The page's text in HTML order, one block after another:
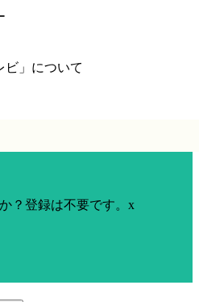
ビ」について
？登録は不要です。 x